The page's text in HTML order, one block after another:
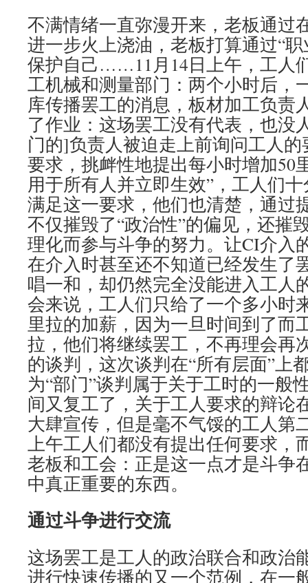
不满情绪一直弥漫开来，老板通过
进一步火上浇油，老板打算通过“
保护自己……11月14日上午，工人
工机械和测量部门：两个小时后，
库传播罢工的消息，板材加工负责
了作业：这场罢工没有代表，也没
门的]负责人被迫走上前询问工人
要求，挑衅性地提出每小时增加50
用于所有人并立即生效”，工人们
满足这一要求，他们也清楚，通过
不仅摧毁了“政治性”的偏见，还摧
理化而参与斗争的努力。让CI介入
在介入时甚至还不知道已经发生了
唱一和，却仍然完全没能进入工人
会来说，工人们只给了一个多小时
里拉的加薪，因为一旦时间到了而
拉，他们将继续罢工，不再理会再
的谈判，这次谈判在“所有层面”上
为“部门”谈判属于关于工时的一般
间又复工了，关于工人要求的辩论
大肆宣传，但是毫不气馁的工人第
上午工人们都没有提出任何要求，
老板和工会：正是这一点才是斗争
中真正重要的东西。
通过斗争进行交流
这场罢工是工人的政治联合和政治
进行快速传播的又一个范例，在一